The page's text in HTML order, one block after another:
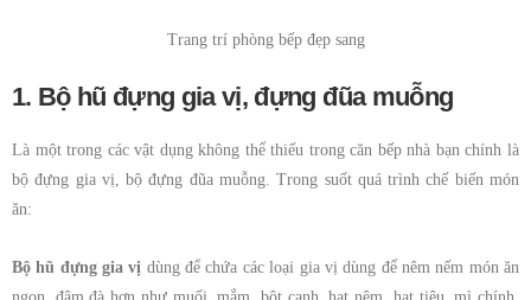
Trang trí phòng bếp đẹp sang
1. Bộ hũ đựng gia vị, đựng đũa muỗng
Là một trong các vật dụng không thể thiếu trong căn bếp nhà bạn chính là
bộ đựng gia vị, bộ đựng đũa muỗng. Trong suốt quá trình chế biến món
ăn:
Bộ hũ đựng gia vị dùng để chứa các loại gia vị dùng để nêm nếm món ăn